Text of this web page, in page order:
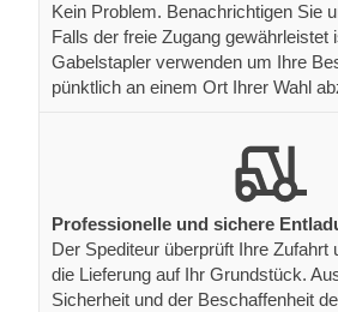
Kein Problem. Benachrichtigen Sie
Falls der freie Zugang gewährleistet
Gabelstapler verwenden um Ihre
pünktlich an einem Ort Ihrer Wahl
Professionelle und sichere
Der Spediteur überprüft Ihre Zufahrt
die Lieferung auf Ihr Grundstück.
Sicherheit und der Beschaffenheit